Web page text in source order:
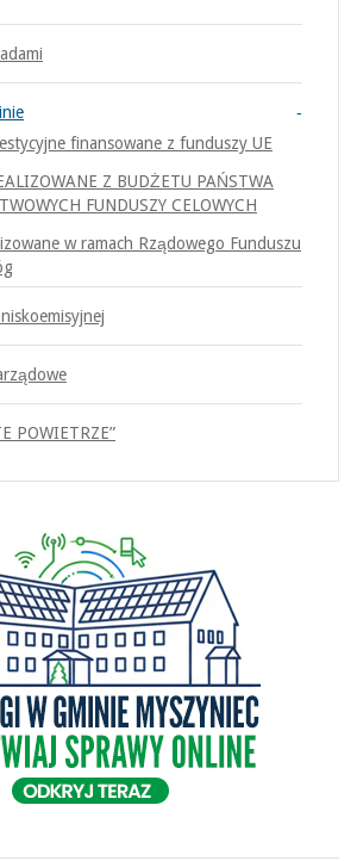
finansowane z funduszy UE
Z BUDŻETU PAŃSTWA
FUNDUSZY CELOWYCH
w ramach Rządowego Funduszu
POWIETRZE”